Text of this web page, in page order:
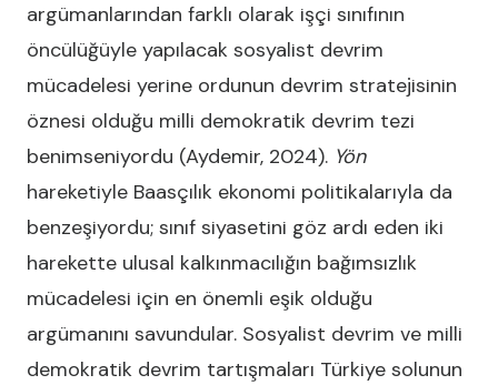
argümanlarından farklı olarak işçi sınıfının
öncülüğüyle yapılacak sosyalist devrim
mücadelesi yerine ordunun devrim stratejisinin
öznesi olduğu milli demokratik devrim tezi
benimseniyordu (Aydemir, 2024). Yön
hareketiyle Baasçılık ekonomi politikalarıyla da
benzeşiyordu; sınıf siyasetini göz ardı eden iki
harekette ulusal kalkınmacılığın bağımsızlık
mücadelesi için en önemli eşik olduğu
argümanını savundular. Sosyalist devrim ve milli
demokratik devrim tartışmaları Türkiye solunun